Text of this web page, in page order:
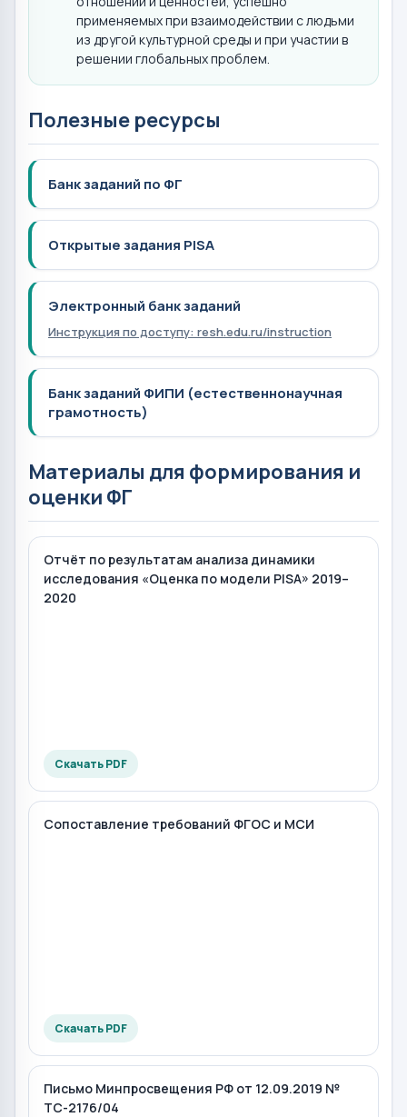
применяемых при взаимодействии с людьми
из другой культурной среды и при участии в
решении глобальных проблем.
Полезные ресурсы
Банк заданий по ФГ
Открытые задания PISA
Электронный банк заданий
Инструкция по доступу: resh.edu.ru/instruction
Банк заданий ФИПИ (естественнонаучная
грамотность)
Материалы для формирования и
оценки ФГ
Отчёт по результатам анализа динамики
исследования «Оценка по модели PISA» 2019–
2020
Скачать PDF
Сопоставление требований ФГОС и МСИ
Скачать PDF
Письмо Минпросвещения РФ от 12.09.2019 №
ТС-2176/04